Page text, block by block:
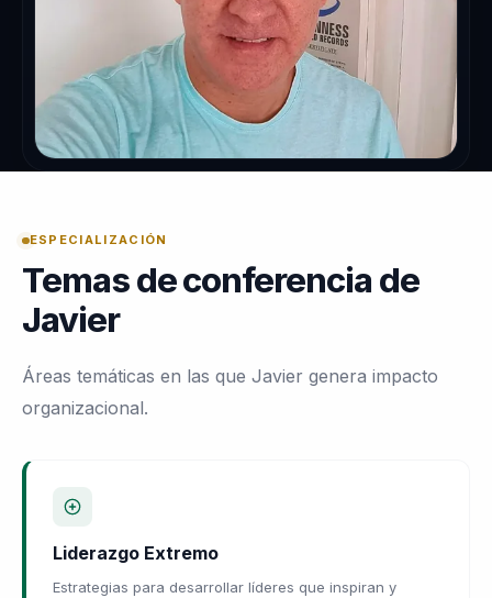
ESPECIALIZACIÓN
Temas de conferencia de
Javier
Áreas temáticas en las que Javier genera impacto
organizacional.
Liderazgo Extremo
Estrategias para desarrollar líderes que inspiran y